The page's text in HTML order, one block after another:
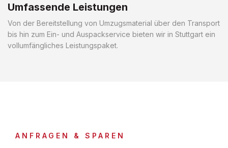
Umfassende Leistungen
Von der Bereitstellung von Umzugsmaterial über den Transport
bis hin zum Ein- und Auspackservice bieten wir in Stuttgart ein
vollumfängliches Leistungspaket.
ANFRAGEN & SPAREN